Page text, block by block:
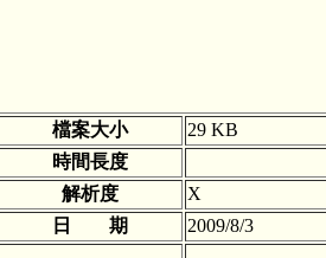
檔案大小
29 KB
時間長度
解析度
X
日 期 2009/8/3